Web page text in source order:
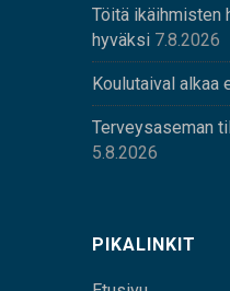
Töitä ikäihmisten
hyväksi 7.8.2026
Koulutaival alkaa
Terveysaseman
5.8.2026
PIKALINKIT